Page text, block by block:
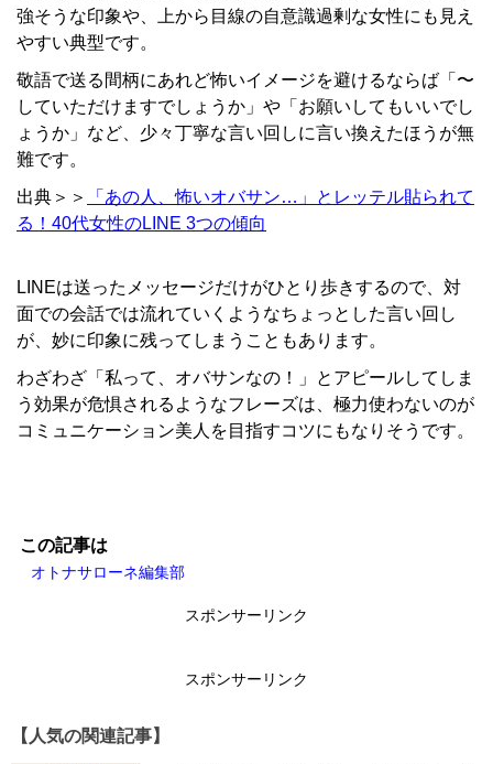
強そうな印象や、上から目線の自意識過剰な女性にも見え
やすい典型です。
敬語で送る間柄にあれど怖いイメージを避けるならば「〜
していただけますでしょうか」や「お願いしてもいいでし
ょうか」など、少々丁寧な言い回しに言い換えたほうが無
難です。
出典＞＞
「あの人、怖いオバサン…」とレッテル貼られて
る！40代女性のLINE 3つの傾向
LINEは送ったメッセージだけがひとり歩きするので、対
面での会話では流れていくようなちょっとした言い回し
が、妙に印象に残ってしまうこともあります。
わざわざ「私って、オバサンなの！」とアピールしてしま
う効果が危惧されるようなフレーズは、極力使わないのが
コミュニケーション美人を目指すコツにもなりそうです。
この記事は
オトナサローネ編集部
スポンサーリンク
スポンサーリンク
【人気の関連記事】